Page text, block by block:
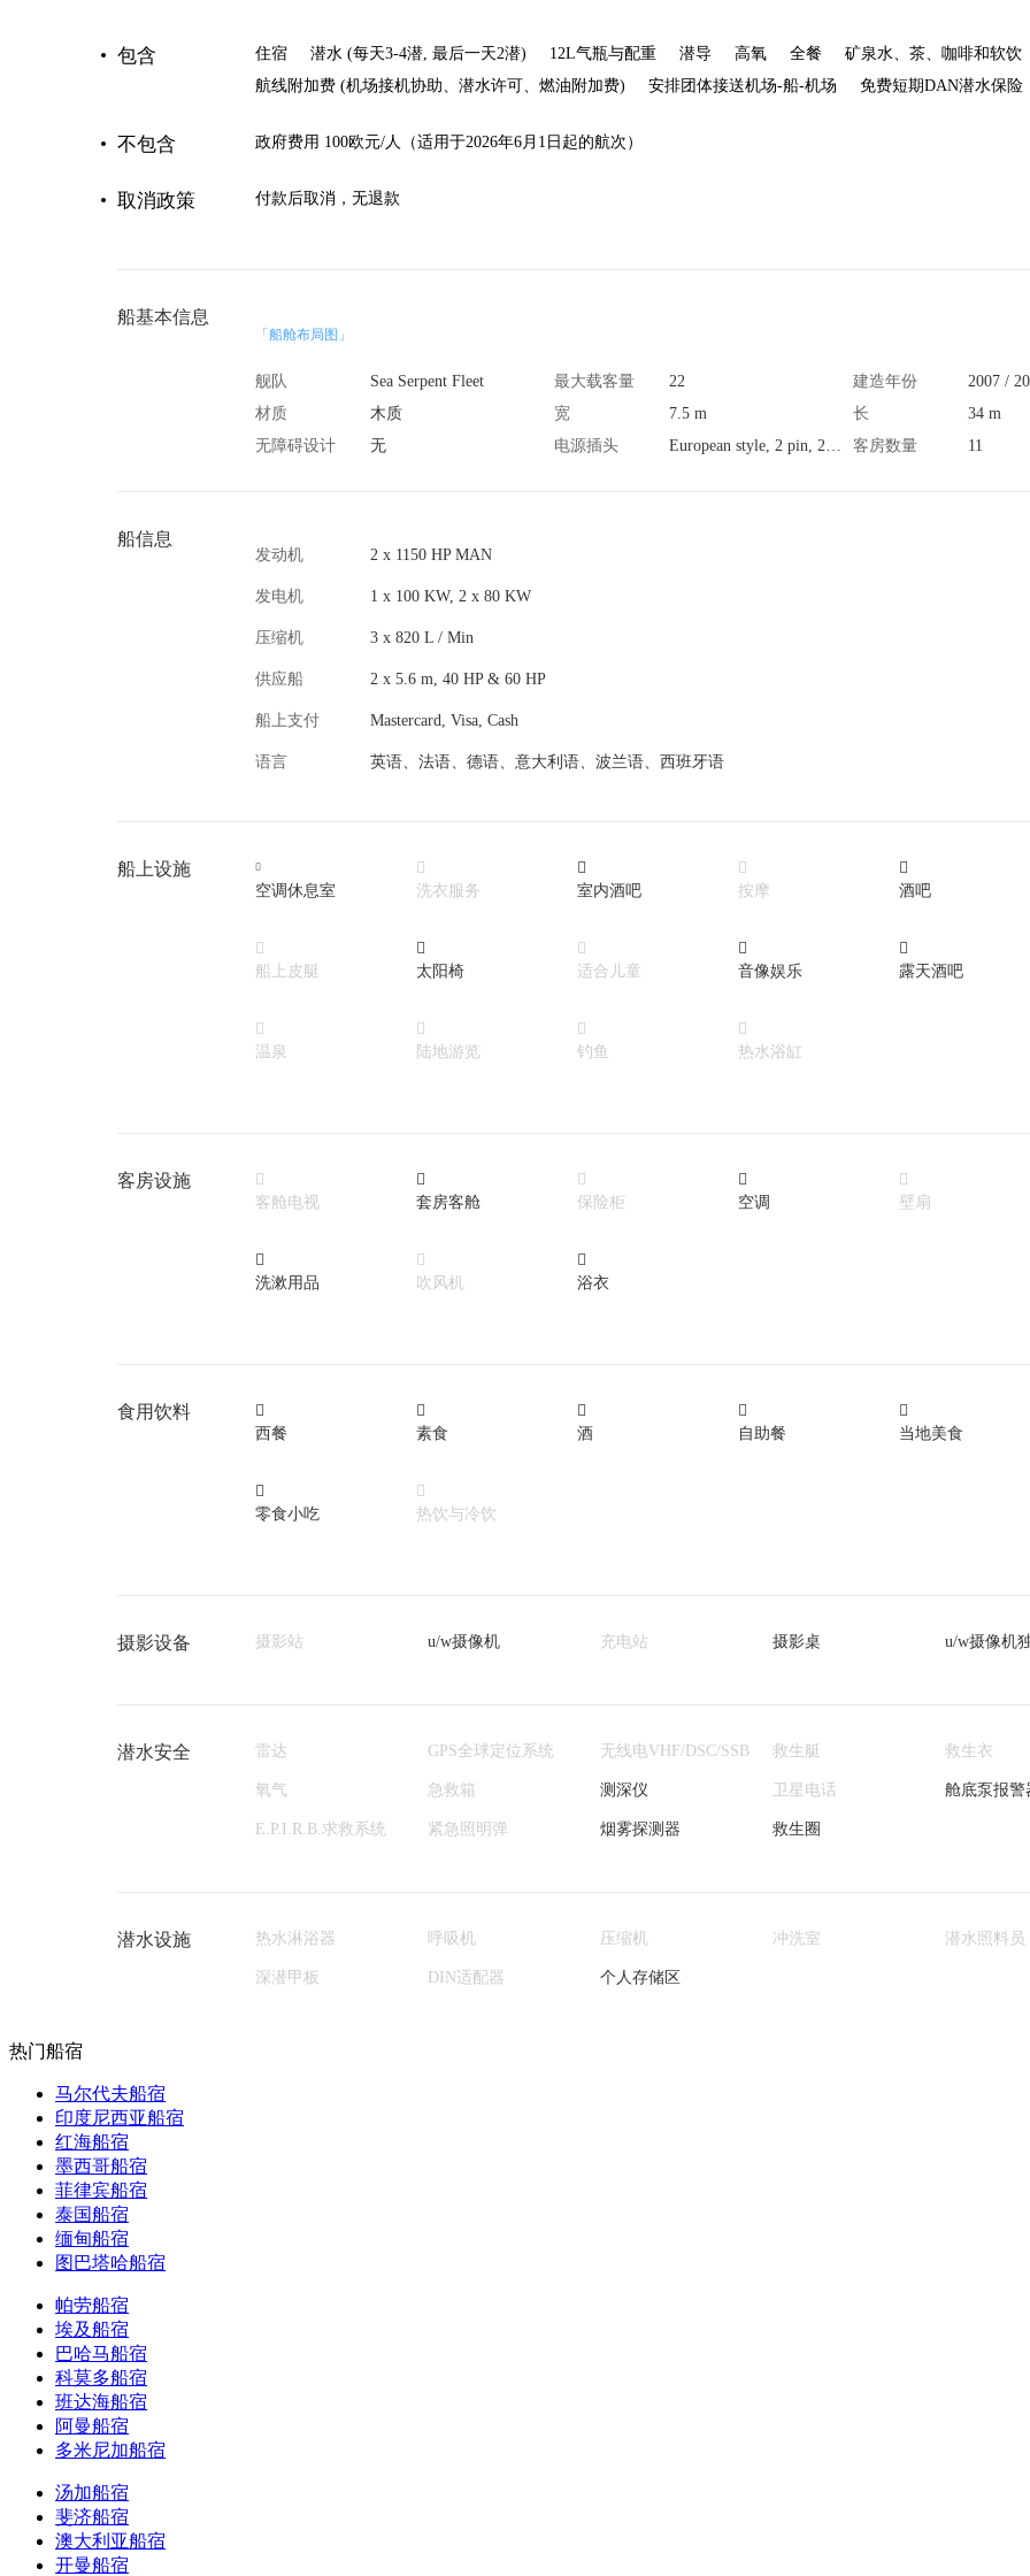
包含 住宿 潜水 (每天3-4潜, 最后一天2潜) 12L气瓶与配重 潜导 高氧 全餐
矿泉水、茶、咖啡和软饮
航线附加费 (机场接机协助、潜水许可、燃油附加费)
安排团体接送机场-船-机场 免费短期DAN潜水保险
不包含 政府费用 100欧元/人（适用于2026年6月1日起的航次）
取消政策 付款后取消，无退款
船基本信息
「船舱布局图」
舰队 Sea Serpent Fleet 最大载客量 22 建造年份
2007 /
材质
木质 宽 7.5 m 长
34 m
无障碍设计
无 电源插头 European style, 2 pin, 220V 客房数量 11
船信息
发动机 2 x 1150 HP MAN
发电机 1 x 100 KW, 2 x 80 KW
压缩机 3 x 820 L / Min
供应船 2 x 5.6 m, 40 HP & 60 HP
船上支付 Mastercard, Visa, Cash
语言 英语、法语、德语、意大利语、波兰语、西班牙语
船上设施 
空调休息室

洗衣服务

室内酒吧

按摩

酒吧

船上皮艇

太阳椅

适合儿童

音像娱乐

露天酒吧

温泉

陆地游览

钓鱼

热水浴缸
客房设施

客舱电视

套房客舱

保险柜

空调

壁扇

洗漱用品

吹风机

浴衣
食用饮料

西餐

素食

酒

自助餐

当地美食

零食小吃

热饮与冷饮
摄影设备 摄影站 u/w摄像机 充电站 摄影桌 u/w摄像机
潜水安全 雷达 GPS全球定位系统 无线电VHF/DSC/SSB 救生艇 救生衣
氧气 急救箱 测深仪 卫星电话 舱底泵报警
E.P.I.R.B.求救系统 紧急照明弹 烟雾探测器 救生圈
潜水设施 热水淋浴器 呼吸机 压缩机 冲洗室 潜水照料员
深潜甲板 DIN适配器 个人存储区
热门船宿
马尔代夫船宿
印度尼西亚船宿
红海船宿
墨西哥船宿
菲律宾船宿
泰国船宿
缅甸船宿
图巴塔哈船宿
帕劳船宿
埃及船宿
巴哈马船宿
科莫多船宿
班达海船宿
阿曼船宿
多米尼加船宿
汤加船宿
斐济船宿
澳大利亚船宿
开曼船宿